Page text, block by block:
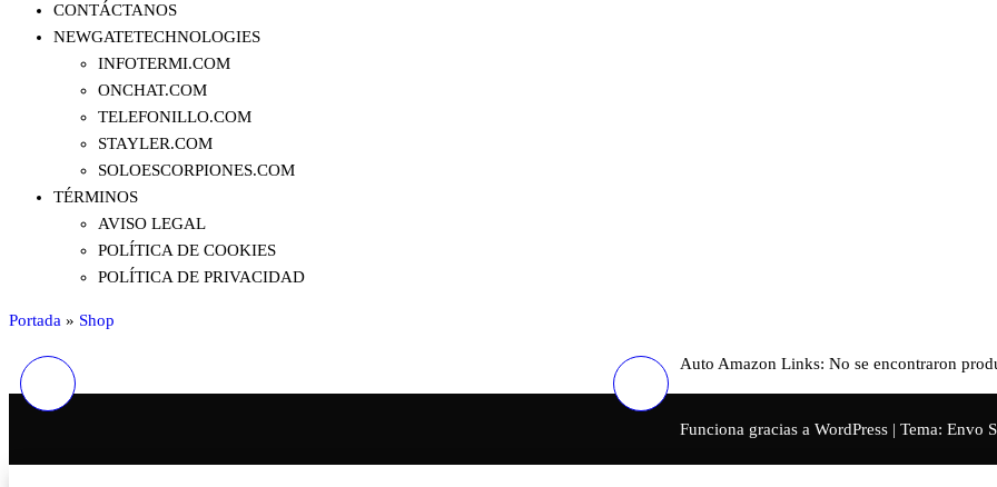
CONTÁCTANOS
NEWGATETECHNOLOGIES
INFOTERMI.COM
ONCHAT.COM
TELEFONILLO.COM
STAYLER.COM
SOLOESCORPIONES.COM
TÉRMINOS
AVISO LEGAL
POLÍTICA DE COOKIES
POLÍTICA DE PRIVACIDAD
Portada » Shop
Auto Amazon Links: No se encontraron
Funciona gracias a WordPress | Tema: Envo